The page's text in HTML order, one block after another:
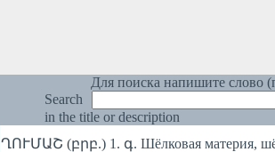
Для поиска напишите слово
Search
in the title or description
ՂՈՒՄԱՇ (բրբ.) 1. գ. Шёлковая материя,